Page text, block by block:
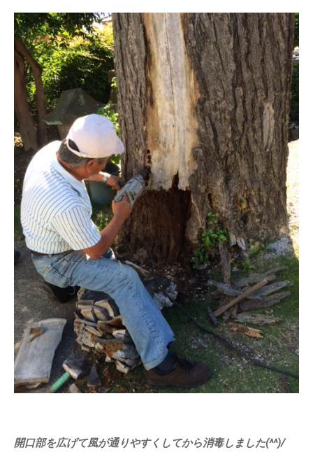
開口部を広げて風が通りやすくしてから消毒しました(^^)/